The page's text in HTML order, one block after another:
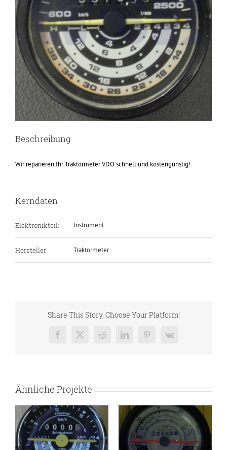
Beschreibung
Wir reparieren Ihr Traktormeter VDO schnell und kostengünstig!
Kerndaten
Elektronikteil: Instrument
Hersteller: Traktormeter
Share This Story, Choose Your Platform!
Facebook
X RedditLinkedInPinterest
Vk
Ähnliche Projekte